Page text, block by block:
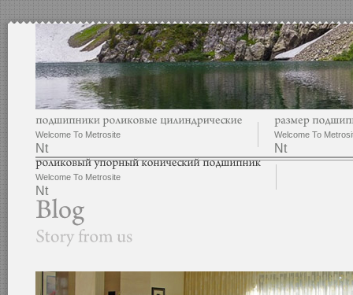
Welcome To Metrosite
Nt
Welcome To
Nt
Welcome To Metrosite
Nt